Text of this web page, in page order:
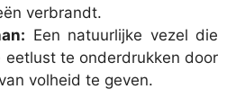
verbrandt.
Een natuurlijke vezel die
eetlust te onderdrukken door
volheid te geven.